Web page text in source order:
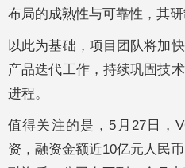
布局的成熟性与可靠性，其
以此为基础，项目团队将加
产品迭代工作，持续巩固技
进程。
值得关注的是，5月27日，
资，融资金额近10亿元人民